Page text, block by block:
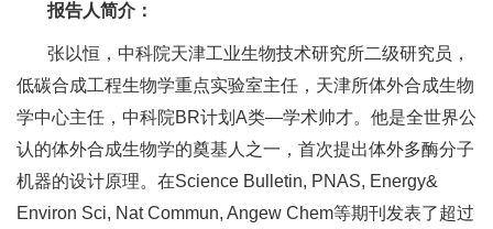
报告人简介：
张以恒，中科院天津工业生物技术研究所二级研究员，
低碳合成工程生物学重点实验室主任，天津所体外合成生物
学中心主任，中科院BR计划A类—学术帅才。他是全世界公
认的体外合成生物学的奠基人之一，首次提出体外多酶分子
机器的设计原理。在Science Bulletin, PNAS, Energy&
Environ Sci, Nat Commun, Angew Chem等期刊发表了超过